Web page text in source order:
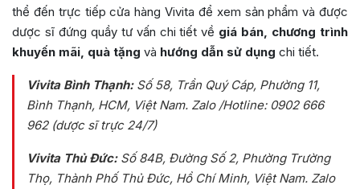
thể đến trực tiếp cửa hàng Vivita để xem sản phẩm và được
dược sĩ đứng quầy tư vấn chi tiết về giá bán, chương trình
khuyến mãi, quà tặng và hướng dẫn sử dụng chi tiết.
Vivita Bình Thạnh:Số 58, Trần Quý Cáp, Phường 11,
Bình Thạnh, HCM, Việt Nam. Zalo /Hotline: 0902 666
962 (dược sĩ trực 24/7)
Vivita Thủ Đức:Số 84B, Đường Số 2, Phường Trường
Thọ, Thành Phố Thủ Đức, Hồ Chí Minh, Việt Nam. Zalo